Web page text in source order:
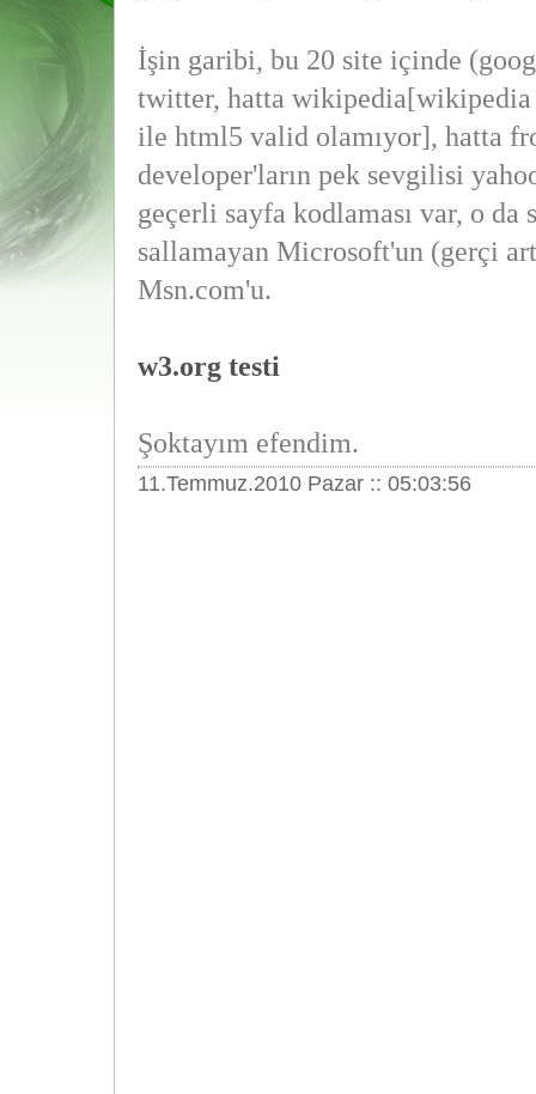
İşin garibi, bu 20 site içinde
twitter, hatta
ile html5 valid olamıyor], hatta
developer'ların pek sevgilisi
geçerli sayfa kodlaması var, o da
sallamayan Microsoft'un (gerçi
Msn.com'u.
w3.org testi
Şoktayım efendim.
11.Temmuz.2010 Pazar :: 05:03:56